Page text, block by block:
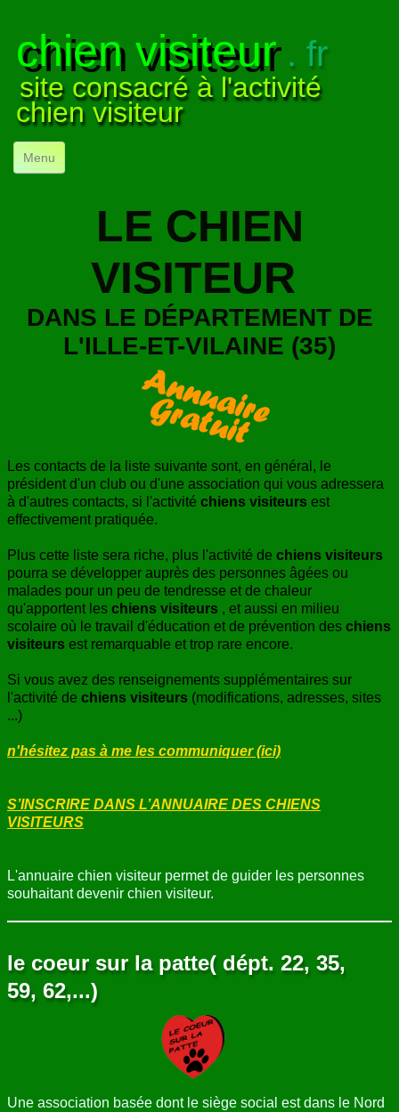
chien visiteur. fr
site consacré à l'activité
chien visiteur
Menu
NOTRE ACTIVITÉ
COMPRENDRE LE CHIEN▼
LE CHIEN
VISITEUR
DANS LE DÉPARTEMENT DE
L'ILLE-ET-VILAINE (35)
Les contacts de la liste suivante sont, en général, le
président d'un club ou d'une association qui vous adressera
à d'autres contacts, si l'activité chiens visiteurs est
effectivement pratiquée.
Plus cette liste sera riche, plus l'activité de chiens visiteurs
pourra se développer auprès des personnes âgées ou
malades pour un peu de tendresse et de chaleur
qu'apportent les chiens visiteurs , et aussi en milieu
scolaire où le travail d'éducation et de prévention des chiens
visiteurs est remarquable et trop rare encore.
Si vous avez des renseignements supplémentaires sur
l'activité de chiens visiteurs (modifications, adresses, sites
...)
n'hésitez pas à me les communiquer (ici)
S’INSCRIRE DANS L’ANNUAIRE DES CHIENS
VISITEURS
L'annuaire chien visiteur permet de guider les personnes
souhaitant devenir chien visiteur.
le coeur sur la patte( dépt. 22, 35,
59, 62,...)
Une association basée dont le siège social est dans le Nord